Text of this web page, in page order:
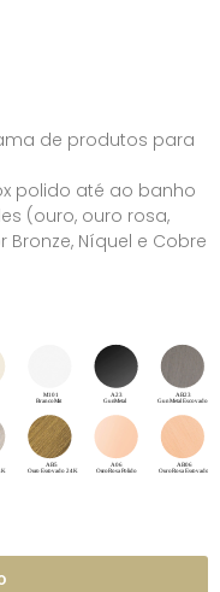
de produtos para
polido até ao banho
(ouro, ouro rosa,
Níquel e Cobre